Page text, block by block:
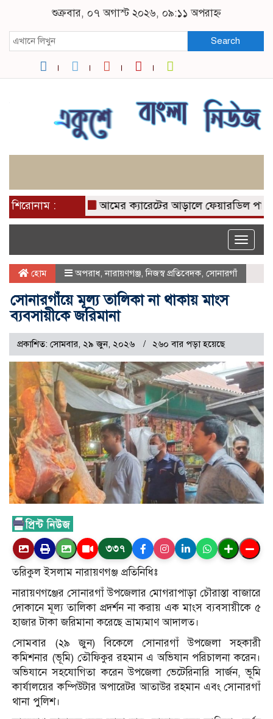
শুক্রবার, ০৭ অগাস্ট ২০২৬, ০৯:১১ অপরাহ্ন
Search
শিরোনাম : আমের ক্যারেটের আড়ালে ফেয়ারডিল পাচার:
Toggle
হোম অপরাধ,নারায়ণগঞ্জ,নিজস্ব প্রতিবেদক, সোনারগাঁ
সোনারগাঁয়ে মূল্য তালিকা না থাকায় মাংস
ব্যবসায়ীকে জরিমানা
প্রকাশিত: সোমবার, ২৯ জুন, ২০২৬ ২৬০ বার পড়া হয়েছে
৩৩৭
তরিকুল ইসলাম নারায়ণগঞ্জ প্রতিনিধিঃ
নারায়ণগঞ্জের সোনারগাঁ উপজেলার মোগরাপাড়া চৌরাস্তা বাজারে
দোকানে মূল্য তালিকা প্রদর্শন না করায় এক মাংস ব্যবসায়ীকে ৫
হাজার টাকা জরিমানা করেছে ভ্রাম্যমাণ আদালত।
সোমবার (২৯ জুন) বিকেলে সোনারগাঁ উপজেলা সহকারী
কমিশনার (ভূমি) তৌফিকুর রহমান এ অভিযান পরিচালনা করেন।
অভিযানে সহযোগিতা করেন উপজেলা ভেটেরিনারি সার্জন, ভূমি
কার্যালয়ের কম্পিউটার অপারেটর আতাউর রহমান এবং সোনারগাঁ
থানা পুলিশ।